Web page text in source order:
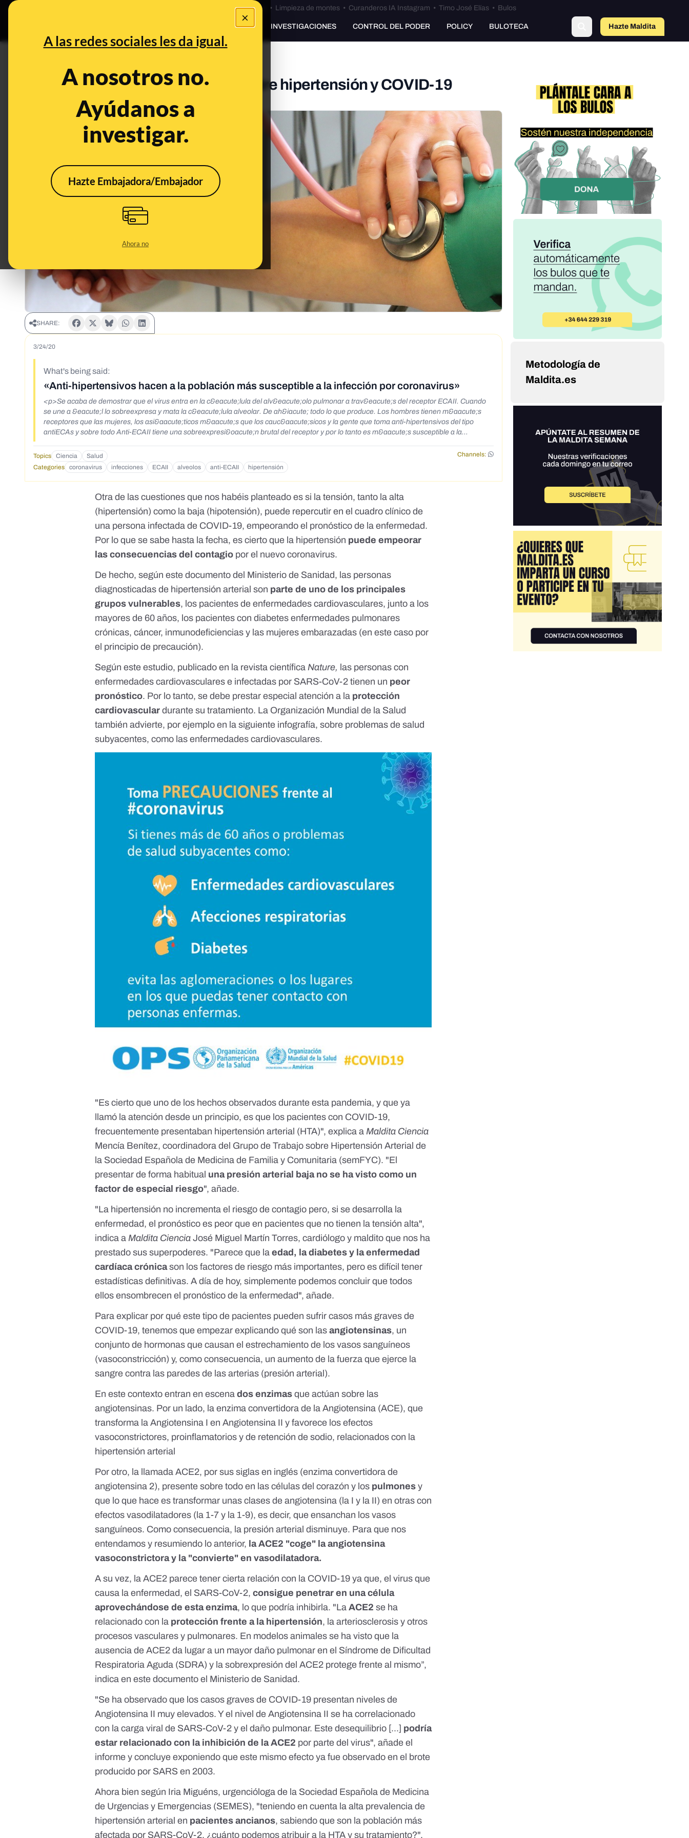
×
A las redes sociales les da igual.
A nosotros no.
Ayúdanos a
investigar.
Hazte Embajadora/Embajador
Ahora no
Bulos Ceuta • Limpieza de montes• Curanderos IA Instagram • Timo José Elías• Bulos
PREBUNKING INVESTIGACIONES CONTROL DEL PODER POLICY BULOTECA Hazte Maldito
Qué sabemos sobre la relación entre hipertensión y COVID-19
May 26, 2020, 7:14:00 AM
SHARE:
3/24/20
What's being said:
«Anti-hipertensivos hacen a la población más susceptible a la infección por coronavirus»
<p>Se acaba de demostrar que el virus entra en la c&eacute;lula del alv&eacute;olo pulmonar a trav&eacute;s del receptor ECAII. Cuando
se une a &eacute;l lo sobreexpresa y mata la c&eacute;lula alveolar. De ah&iacute; todo lo que produce. Los hombres tienen m&aacute;s
receptores que las mujeres, los asi&aacute;ticos m&aacute;s que los cauc&aacute;sicos y la gente que toma anti-hipertensivos del tipo
antiECAs y sobre todo Anti-ECAII tiene una sobreexpresi&oacute;n brutal del receptor y por lo tanto es m&aacute;s susceptible a la
Topics Ciencia Salud
Channels:
Categories
coronavirus infecciones ECAII alveolos anti-ECAII hipertensión
Otra de las cuestiones que nos habéis planteado es si la tensión, tanto la alta
(hipertensión) como la baja (hipotensión), puede repercutir en el cuadro clínico de
una persona infectada de COVID-19, empeorando el pronóstico de la enfermedad.
Por lo que se sabe hasta la fecha, es cierto que la hipertensión puede empeorar
las consecuencias del contagio por el nuevo coronavirus.
De hecho, segúneste documento del Ministerio de Sanidad, las personas
diagnosticadas de hipertensión arterial son parte de uno de los principales
grupos vulnerables, los pacientes de enfermedades cardiovasculares, junto a los
mayores de 60 años, los pacientes con diabetes enfermedades pulmonares
crónicas, cáncer, inmunodeficiencias y las mujeres embarazadas (en este caso por
el principio de precaución).
Segúneste estudio, publicado en la revista científicaNature, las personas con
enfermedades cardiovasculares e infectadas por SARS-CoV-2 tienen un peor
pronóstico. Por lo tanto, se debe prestar especial atención a la protección
cardiovasculardurante su tratamiento. La Organización Mundial de la Salud
también advierte, por ejemplo en la siguiente infografía, sobre problemas de salud
subyacentes, como las enfermedades cardiovasculares.
"Es cierto que uno de los hechos observados durante esta pandemia, y que ya
llamó la atención desde un principio, es que los pacientes con COVID-19,
frecuentemente presentaban hipertensión arterial (HTA)", explica aMaldita Ciencia
Mencía Benítez, coordinadora del Grupo de Trabajo sobre Hipertensión Arterial de
la Sociedad Española de Medicina de Familia y Comunitaria (semFYC). "El
presentar de forma habitual una presión arterial baja no se ha visto como un
factor de especial riesgo", añade.
"La hipertensión no incrementa el riesgo de contagio pero, si se desarrolla la
enfermedad, el pronóstico es peor que en pacientes que no tienen la tensión alta",
indica aMaldita Ciencia José Miguel Martín Torres, cardiólogo y maldito que nos ha
prestado sus superpoderes. "Parece que laedad, la diabetes y la enfermedad
cardíaca crónicason los factores de riesgo más importantes, pero es difícil tener
estadísticas definitivas. A día de hoy, simplemente podemos concluir que todos
ellos ensombrecen el pronóstico de la enfermedad", añade.
Para explicar por qué este tipo de pacientes pueden sufrir casos más graves de
COVID-19, tenemos que empezar explicando qué son lasangiotensinas, un
conjunto de hormonas que causan el estrechamiento de los vasos sanguíneos
(vasoconstricción) y, como consecuencia, un aumento de la fuerza que ejerce la
sangre contra las paredes de las arterias (presión arterial).
En este contexto entran en escena dos enzimasque actúan sobre las
angiotensinas. Por un lado, la enzima convertidora de la Angiotensina (ACE), que
transforma la Angiotensina I en Angiotensina II y favorece los efectos
vasoconstrictores, proinflamatorios y de retención de sodio, relacionados con la
hipertensión arterial
Por otro, la llamada ACE2, por sus siglas en inglés (enzima convertidora de
angiotensina 2), presente sobre todo en las células del corazón y los pulmones y
que lo que hace es transformar unas clases de angiotensina (la I y la II) en otras con
efectos vasodilatadores (la 1-7 y la 1-9), es decir, que ensanchan los vasos
sanguíneos. Como consecuencia, la presión arterial disminuye. Para que nos
entendamos y resumiendo lo anterior, la ACE2 "coge" la angiotensina
vasoconstrictora y la "convierte" en vasodilatadora.
A su vez, la ACE2 parece tener cierta relación con la COVID-19 ya que, el virus que
causa la enfermedad, el SARS-CoV-2,consigue penetrar en una célula
aprovechándose de esta enzima, lo que podría inhibirla. "LaACE2se ha
relacionado con la protección frente a la hipertensión, la arteriosclerosis y otros
procesos vasculares y pulmonares. En modelos animales se ha visto que la
ausencia de ACE2 da lugar a un mayor daño pulmonar en el Síndrome de Dificultad
Respiratoria Aguda (SDRA) y la sobrexpresión del ACE2 protege frente al mismo”,
indica eneste documento el Ministerio de Sanidad.
"Se ha observado que los casos graves de COVID-19 presentan niveles de
Angiotensina II muy elevados. Y el nivel de Angiotensina II se ha correlacionado
con la carga viral de SARS-CoV-2 y el daño pulmonar. Este desequilibrio [...] podría
estar relacionado con la inhibición de la ACE2 por parte del virus", añade el
informe y concluye exponiendo que este mismo efecto ya fue observado en el brote
producido por SARS en 2003.
Ahora bien según Iria Miguéns, urgencióloga de la Sociedad Española de Medicina
de Urgencias y Emergencias (SEMES), "teniendo en cuenta la alta prevalencia de
hipertensión arterial en pacientes ancianos, sabiendo que son la población más
afectada por SARS-CoV-2, ¿cuánto podemos atribuir a la HTA y su tratamiento?".
Metodología de
Maldita.es